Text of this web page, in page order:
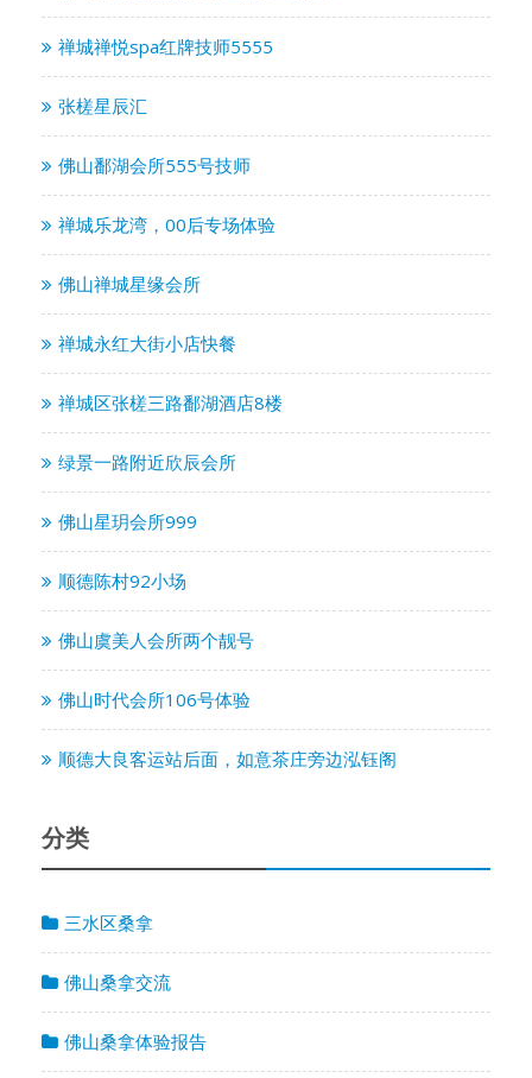
禅城禅悦spa红牌技师5555
张槎星辰汇
佛山鄱湖会所555号技师
禅城乐龙湾，00后专场体验
佛山禅城星缘会所
禅城永红大街小店快餐
禅城区张槎三路鄱湖酒店8楼
绿景一路附近欣辰会所
佛山星玥会所999
顺德陈村92小场
佛山虞美人会所两个靓号
佛山时代会所106号体验
顺德大良客运站后面，如意茶庄旁边泓钰阁
分类
三水区桑拿
佛山桑拿交流
佛山桑拿体验报告